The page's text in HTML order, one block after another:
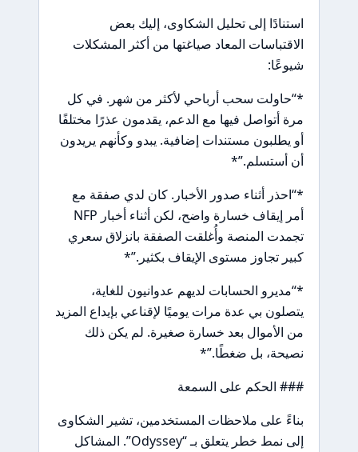
استنادًا إلى تحليل الشكاوى، إليك بعض
الاقتباسات المعاد صياغتها من أكثر المشكلات
شيوعًا:
*“حاولت سحب أرباحي لأكثر من شهر. في كل
مرة أتواصل فيها مع الدعم، يقدمون عذرًا مختلفًا
أو يطلبون مستندات إضافية. يبدو وكأنهم يريدون
أن أستسلم.”*
*“احذر أثناء صدور الأخبار. كان لدي صفقة مع
أمر إيقاف خسارة واضح، لكن أثناء أخبار NFP
تجمدت المنصة وأُغلقت الصفقة بانزلاق سعري
كبير تجاوز مستوى الإيقاف بكثير.”*
*“مديرو الحسابات لديهم عدوانيون للغاية،
يتصلون بي عدة مرات يوميًا لإقناعي بإيداع المزيد
من الأموال بعد خسارة صغيرة. لم يكن ذلك
نصيحة، بل ضغطًا.”*
### الحكم على السمعة
بناءً على ملاحظات المستخدمين، تشير الشكاوى
إلى نمط خطر يتعلق بـ “Odyssey”. المشاكل